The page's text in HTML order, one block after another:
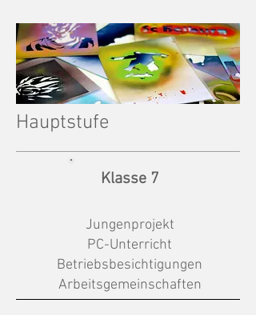
Hauptstufe
Klasse 7
Jungenprojekt
PC-Unterricht
Betriebsbesichtigungen
Arbeitsgemeinschaften